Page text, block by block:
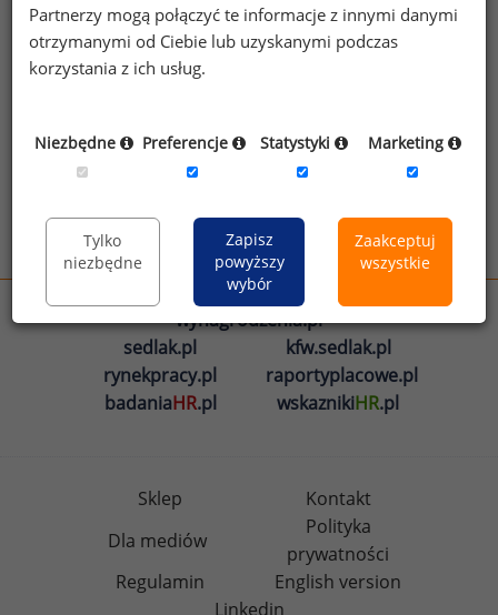
Wyrażam zgodę na przetwarzanie moich
danych osobowych zawartych w formularzu
przez Sedlak &Sedlak sp. z o.o. sp. k. w celu
Oświadczam, że zapoznałem się z treścią
informacji na temat przetwarzania
Wyślij
wynagrodzenia.pl
sedlak.pl
kfw.sedlak.pl
rynekpracy.pl
raportyplacowe.pl
badaniaHR.pl wskaznikiHR.pl
Sklep
Kontakt
Dla mediów
Polityka
prywatności
Regulamin
English version
Linkedin
Partnerzy mogą połączyć te informacje z innymi danymi
otrzymanymi od Ciebie lub uzyskanymi podczas
korzystania z ich usług.
Niezbędne Preferencje Statystyki Marketing
Tylko
niezbędne
Zapisz
powyższy
wybór
Zaakceptuj
wszystkie